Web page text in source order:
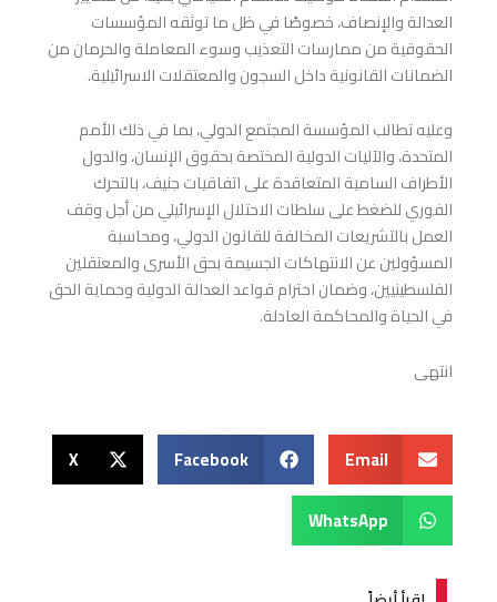
العدالة والإنصاف، خصوصًا في ظل ما توثقه المؤسسات
الحقوقية من ممارسات التعذيب وسوء المعاملة والحرمان من
الضمانات القانونية داخل السجون والمعتقلات الاسرائيلية.
وعليه تطالب المؤسسة المجتمع الدولي، بما في ذلك الأمم
المتحدة، والآليات الدولية المختصة بحقوق الإنسان، والدول
الأطراف السامية المتعاقدة على اتفاقيات جنيف، بالتحرك
الفوري للضغط على سلطات الاحتلال الإسرائيلي من أجل وقف
العمل بالتشريعات المخالفة للقانون الدولي، ومحاسبة
المسؤولين عن الانتهاكات الجسيمة بحق الأسرى والمعتقلين
الفلسطينيين، وضمان احترام قواعد العدالة الدولية وحماية الحق
في الحياة والمحاكمة العادلة.
انتهى
Email
Facebook
X
WhatsApp